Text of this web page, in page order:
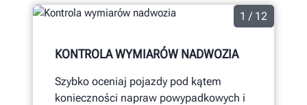
1 / 12
KONTROLA WYMIARÓW NADWOZIA
Szybko oceniaj pojazdy pod kątem
konieczności napraw powypadkowych i